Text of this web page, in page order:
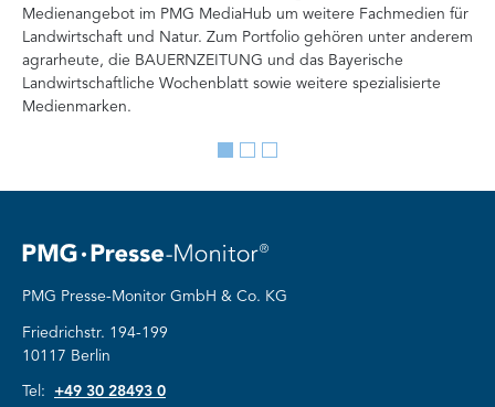
Medienangebot im PMG MediaHub um weitere Fachmedien für
Landwirtschaft und Natur. Zum Portfolio gehören unter anderem
agrarheute, die BAUERNZEITUNG und das Bayerische
Landwirtschaftliche Wochenblatt sowie weitere spezialisierte
Medienmarken.
Go
slide
Go
slide
Go
slide
PMG Presse-Monitor GmbH & Co. KG
Friedrichstr. 194-199
10117 Berlin
Tel: +49 30 28493 0